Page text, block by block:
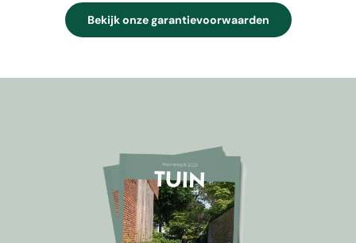
Bekijk onze garantievoorwaarden